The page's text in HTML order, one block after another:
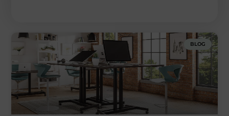
BLOG